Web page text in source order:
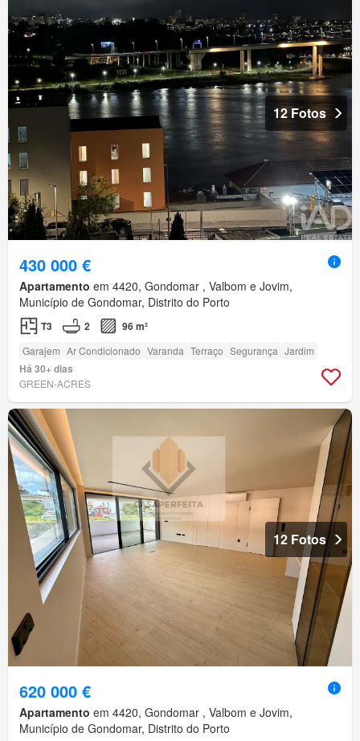
12 Fotos
430 000 €
Apartamento em 4420, Gondomar , Valbom e Jovim,
Município de Gondomar, Distrito do Porto
T3 2 96 m²
Garajem Ar Condicionado Varanda Terraço Segurança Jardim
Há 30+ dias
GREEN-ACRES
12 Fotos
620 000 €
Apartamento em 4420, Gondomar , Valbom e Jovim,
Município de Gondomar, Distrito do Porto